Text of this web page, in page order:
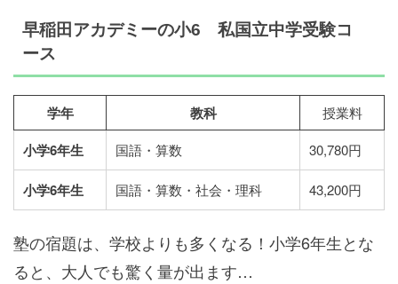
早稲田アカデミーの小6 私国立中学受験コ
ース
学年 教科 授業料
小学6年生 国語・算数 30,780円
小学6年生 国語・算数・社会・理科 43,200円
塾の宿題は、学校よりも多くなる！小学6年生とな
ると、大人でも驚く量が出ます…